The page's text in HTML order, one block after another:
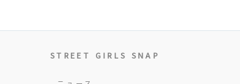
STREET GIRLS SNAP